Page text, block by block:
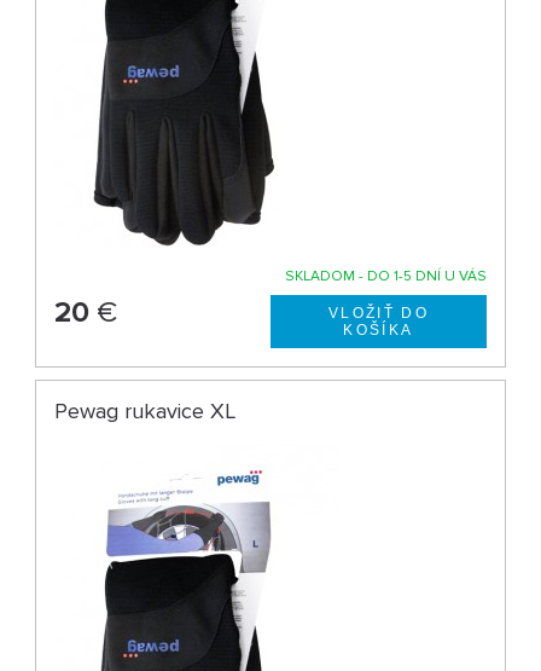
SKLADOM - DO 1-5 DNÍ U VÁS
20 €
Pewag rukavice XL